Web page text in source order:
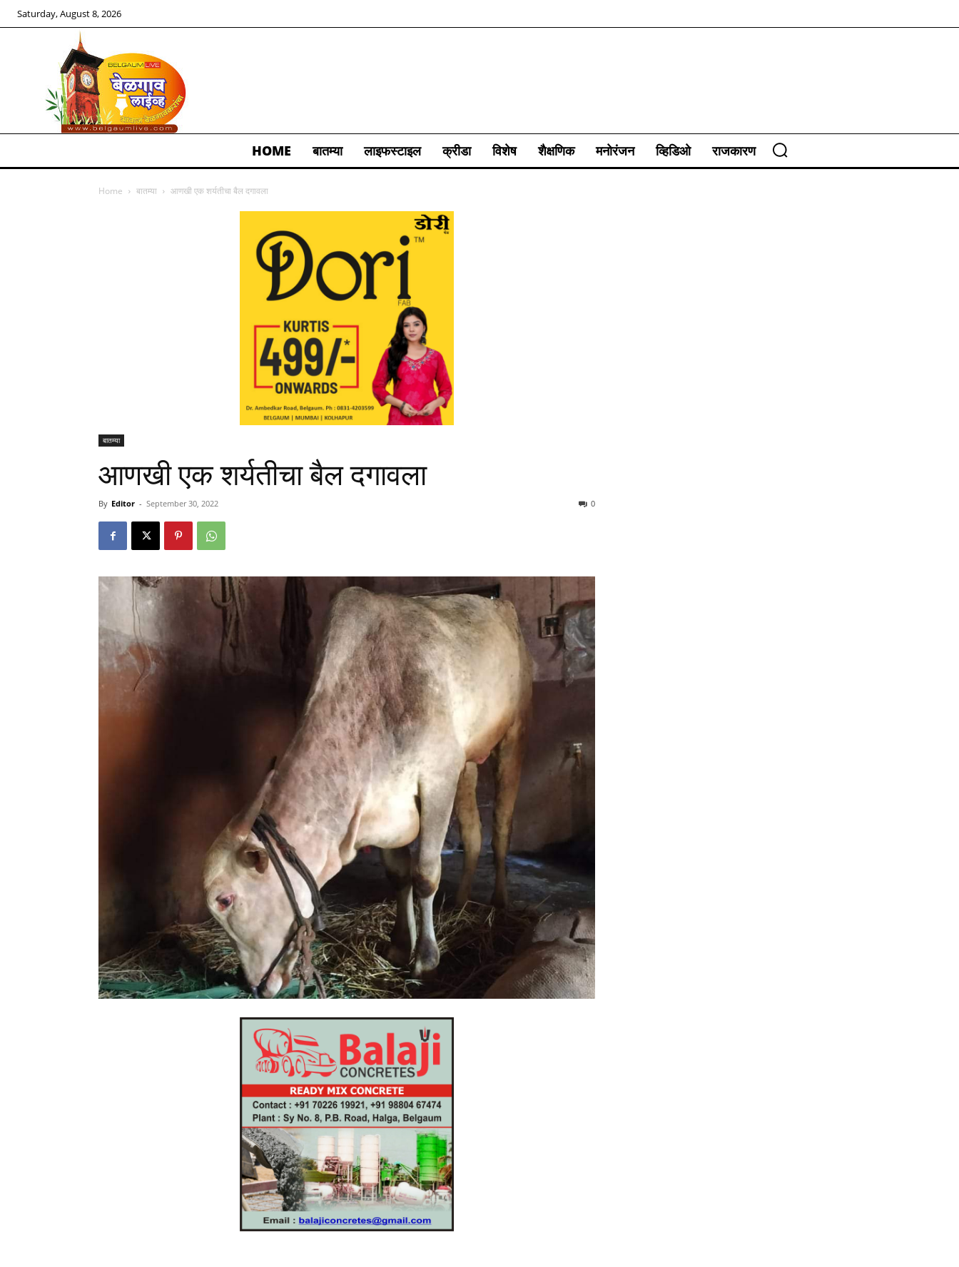
Saturday, August 8, 2026
HOME बातम्या लाइफस्टाइल क्रीडा विशेष शैक्षणिक मनोरंजन व्हिडिओ राजकारण
Home बातम्या आणखी एक शर्यतीचा बैल दगावला
बातम्या
आणखी एक शर्यतीचा बैल दगावला
By Editor - September 30, 2022 0